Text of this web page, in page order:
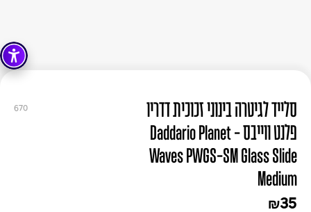
670
סלייד לגיטרה בינוני זכוכית דדריו
פלנט ווייבס - Daddario Planet
Waves PWGS-SM Glass Slide
Medium
₪35